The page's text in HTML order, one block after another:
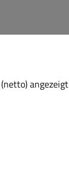
angezeigt